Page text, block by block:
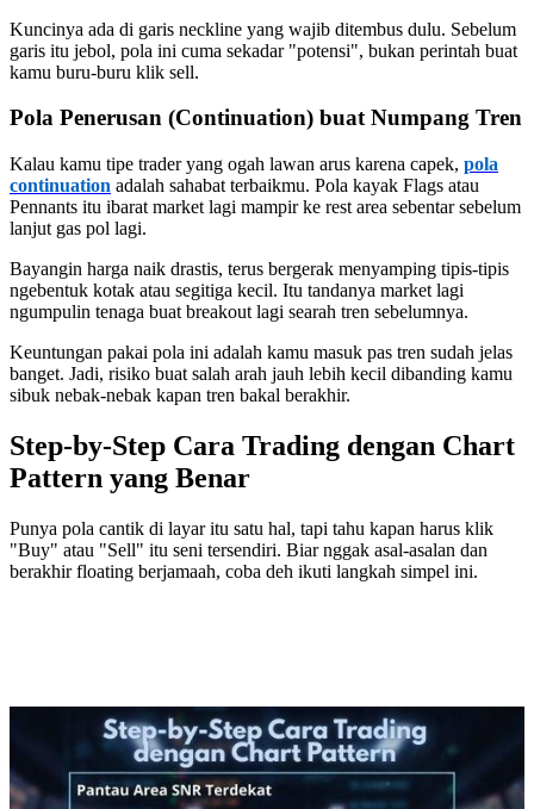
Kuncinya ada di garis neckline yang wajib ditembus dulu. Sebelum
garis itu jebol, pola ini cuma sekadar "potensi", bukan perintah buat
kamu buru-buru klik sell.
Pola Penerusan (Continuation) buat Numpang Tren
Kalau kamu tipe trader yang ogah lawan arus karena capek, pola
continuation adalah sahabat terbaikmu. Pola kayak Flags atau
Pennants itu ibarat market lagi mampir ke rest area sebentar sebelum
lanjut gas pol lagi.
Bayangin harga naik drastis, terus bergerak menyamping tipis-tipis
ngebentuk kotak atau segitiga kecil. Itu tandanya market lagi
ngumpulin tenaga buat breakout lagi searah tren sebelumnya.
Keuntungan pakai pola ini adalah kamu masuk pas tren sudah jelas
banget. Jadi, risiko buat salah arah jauh lebih kecil dibanding kamu
sibuk nebak-nebak kapan tren bakal berakhir.
Step-by-Step Cara Trading dengan Chart
Pattern yang Benar
Punya pola cantik di layar itu satu hal, tapi tahu kapan harus klik
"Buy" atau "Sell" itu seni tersendiri. Biar nggak asal-asalan dan
berakhir floating berjamaah, coba deh ikuti langkah simpel ini.